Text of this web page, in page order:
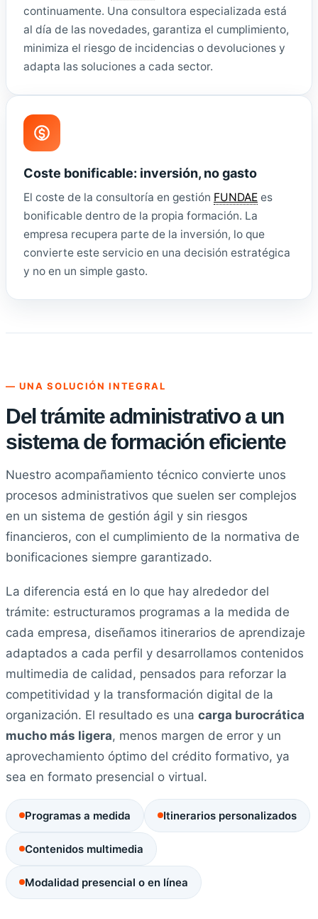
continuamente. Una consultora especializada está
al día de las novedades, garantiza el cumplimiento,
minimiza el riesgo de incidencias o devoluciones y
adapta las soluciones a cada sector.
Coste bonificable: inversión, no gasto
El coste de la consultoría en gestión FUNDAE es
bonificable dentro de la propia formación. La
empresa recupera parte de la inversión, lo que
convierte este servicio en una decisión estratégica
y no en un simple gasto.
— UNA SOLUCIÓN INTEGRAL
Del trámite administrativo a un
sistema de formación eficiente
Nuestro acompañamiento técnico convierte unos
procesos administrativos que suelen ser complejos
en un sistema de gestión ágil y sin riesgos
financieros, con el cumplimiento de la normativa de
bonificaciones siempre garantizado.
La diferencia está en lo que hay alrededor del
trámite: estructuramos programas a la medida de
cada empresa, diseñamos itinerarios de aprendizaje
adaptados a cada perfil y desarrollamos contenidos
multimedia de calidad, pensados para reforzar la
competitividad y la transformación digital de la
organización. El resultado es una carga burocrática
mucho más ligera, menos margen de error y un
aprovechamiento óptimo del crédito formativo, ya
sea en formato presencial o virtual.
Programas a medida Itinerarios personalizados
Contenidos multimedia
Modalidad presencial o en línea